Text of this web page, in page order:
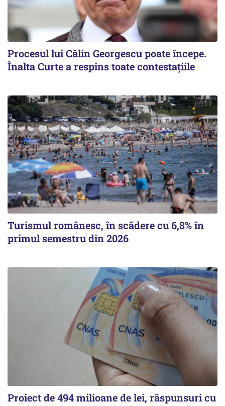
Procesul lui Călin Georgescu poate începe.
Înalta Curte a respins toate contestațiile
Turismul românesc, în scădere cu 6,8% în
primul semestru din 2026
Proiect de 494 milioane de lei, răspunsuri cu